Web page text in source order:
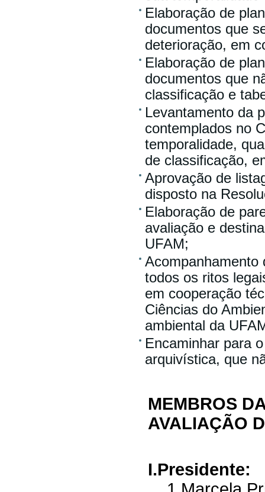
Elaboração de
documentos que
deterioração, em
Elaboração de
documentos que
classificação e
Levantamento da
contemplados no
temporalidade,
de classificação,
Aprovação de
disposto na
Elaboração de
avaliação e
UFAM;
Acompanhamento
todos os ritos
em cooperação
Ciências do
ambiental da
Encaminhar para
arquivística, que
MEMBROS
AVALIAÇÃO
I.Presidente: